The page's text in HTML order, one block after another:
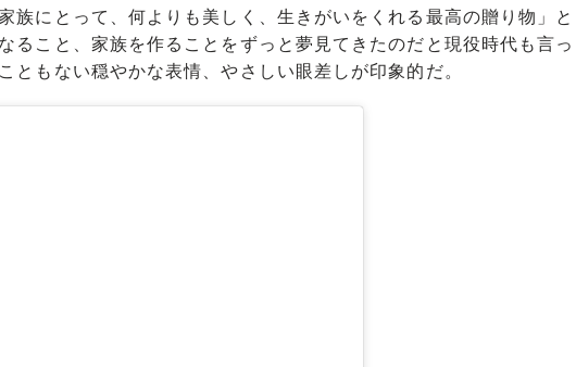
族にとって、何よりも美しく、生きがいをくれる最高の贈り物」と
ること、家族を作ることをずっと夢見てきたのだと現役時代も言っ
ともない穏やかな表情、やさしい眼差しが印象的だ。